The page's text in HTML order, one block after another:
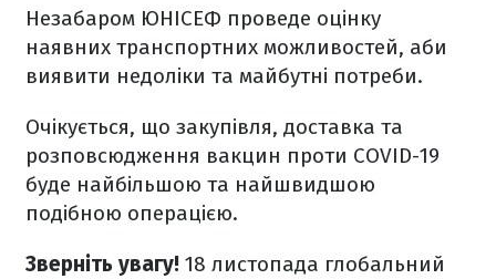
Незабаром ЮНІСЕФ проведе оцінку
наявних транспортних можливостей, аби
виявити недоліки та майбутні потреби.
Очікується, що закупівля, доставка та
розповсюдження вакцин проти COVID-19
буде найбільшою та найшвидшою
подібною операцією.
Зверніть увагу! 18 листопада глобальний